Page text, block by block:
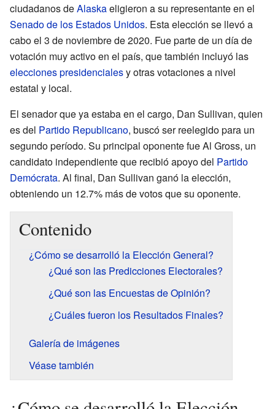
ciudadanos deAlaskaeligieron a su representante en el
Senado de los Estados Unidos. Esta elección se llevó a
cabo el 3 de noviembre de 2020. Fue parte de un día de
votación muy activo en el país, que también incluyó las
elecciones presidencialesy otras votaciones a nivel
estatal y local.
El senador que ya estaba en el cargo, Dan Sullivan, quien
es del Partido Republicano, buscó ser reelegido para un
segundo período. Su principal oponente fue Al Gross, un
candidato independiente que recibió apoyo del Partido
Demócrata. Al final, Dan Sullivan ganó la elección,
obteniendo un 12.7% más de votos que su oponente.
Contenido
¿Cómo se desarrolló la Elección General?
¿Qué son las Predicciones Electorales?
¿Qué son las Encuestas de Opinión?
¿Cuáles fueron los Resultados Finales?
Galería de imágenes
Véase también